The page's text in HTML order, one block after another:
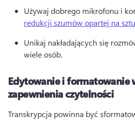
Używaj dobrego mikrofonu i
redukcji szumów opartej na
Unikaj nakładających się
wiele osób.
Edytowanie i formatowanie
zapewnienia czytelności
Transkrypcja powinna być